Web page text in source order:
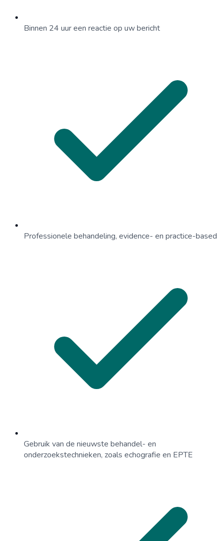
Binnen 24 uur een reactie op uw bericht
Professionele behandeling, evidence- en practice-based
Gebruik van de nieuwste behandel- en
onderzoekstechnieken, zoals echografie en EPTE